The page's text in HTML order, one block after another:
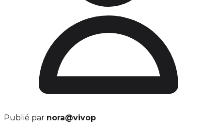
Publié par nora@vivop